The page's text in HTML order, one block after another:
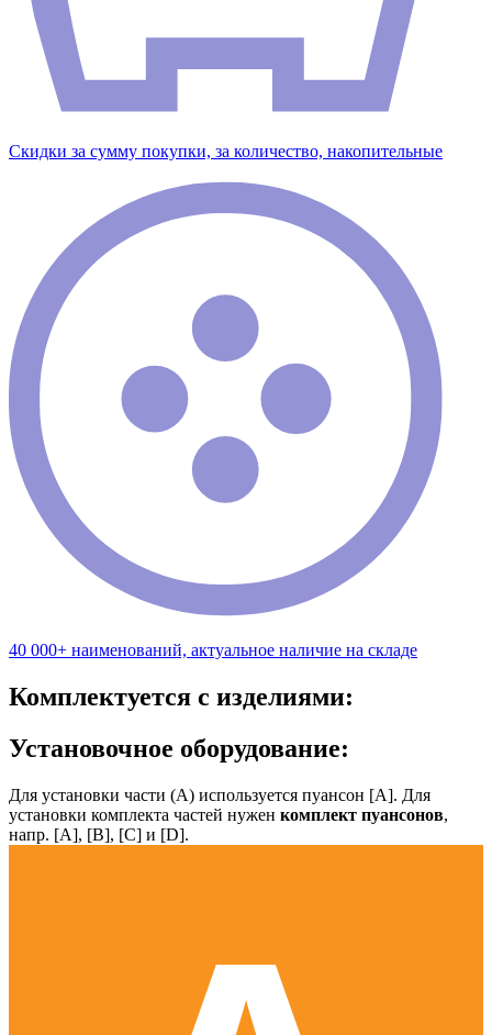
Скидки за сумму покупки, за количество, накопительные
40 000+ наименований, актуальное наличие на складе
Комплектуется с изделиями:
Установочное оборудование:
Для установки части (А) используется пуансон [А]. Для
установки комплекта частей нужен комплект пуансонов,
напр. [А], [B], [С] и [D].